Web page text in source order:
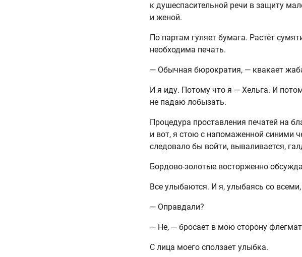
к душеспасительной речи в защиту
и женой.
По партам гуляет бумага. Растёт
необходима печать.
— Обычная бюрократия, — квакает
И я иду. Потому что я — Хельга. И
не падаю лобызать.
Процедура проставления печатей на
и вот, я стою с напомаженной синими
следовало бы войти, вываливается,
Бордово-золотые восторженно
Все улыбаются. И я, улыбаясь со
— Оправдали?
— Не, — бросает в мою сторону
С лица моего сползает улыбка.